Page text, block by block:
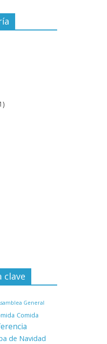
clave
General
Comida
de Navidad